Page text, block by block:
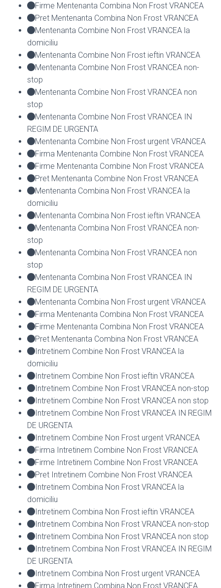
Firme Mentenanta Combina Non Frost VRANCEA
Pret Mentenanta Combina Non Frost VRANCEA
Mentenanta Combine Non Frost VRANCEA la
domiciliu
Mentenanta Combine Non Frost ieftin VRANCEA
Mentenanta Combine Non Frost VRANCEA non-
stop
Mentenanta Combine Non Frost VRANCEA non
stop
Mentenanta Combine Non Frost VRANCEA IN
REGIM DE URGENTA
Mentenanta Combine Non Frost urgent VRANCEA
Firma Mentenanta Combine Non Frost VRANCEA
Firme Mentenanta Combine Non Frost VRANCEA
Pret Mentenanta Combine Non Frost VRANCEA
Mentenanta Combina Non Frost VRANCEA la
domiciliu
Mentenanta Combina Non Frost ieftin VRANCEA
Mentenanta Combina Non Frost VRANCEA non-
stop
Mentenanta Combina Non Frost VRANCEA non
stop
Mentenanta Combina Non Frost VRANCEA IN
REGIM DE URGENTA
Mentenanta Combina Non Frost urgent VRANCEA
Firma Mentenanta Combina Non Frost VRANCEA
Firme Mentenanta Combina Non Frost VRANCEA
Pret Mentenanta Combina Non Frost VRANCEA
Intretinem Combine Non Frost VRANCEA la
domiciliu
Intretinem Combine Non Frost ieftin VRANCEA
Intretinem Combine Non Frost VRANCEA non-stop
Intretinem Combine Non Frost VRANCEA non stop
Intretinem Combine Non Frost VRANCEA IN REGIM
DE URGENTA
Intretinem Combine Non Frost urgent VRANCEA
Firma Intretinem Combine Non Frost VRANCEA
Firme Intretinem Combine Non Frost VRANCEA
Pret Intretinem Combine Non Frost VRANCEA
Intretinem Combina Non Frost VRANCEA la
domiciliu
Intretinem Combina Non Frost ieftin VRANCEA
Intretinem Combina Non Frost VRANCEA non-stop
Intretinem Combina Non Frost VRANCEA non stop
Intretinem Combina Non Frost VRANCEA IN REGIM
DE URGENTA
Intretinem Combina Non Frost urgent VRANCEA
Firma Intretinem Combina Non Frost VRANCEA